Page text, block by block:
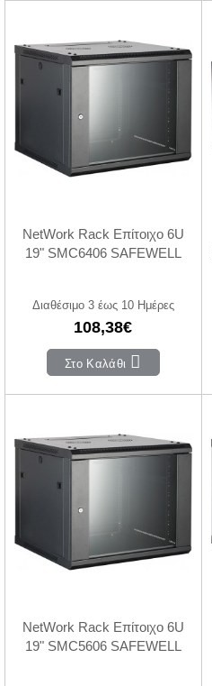
NetWork Rack Επίτοιχο 6U
19" SMC6406 SAFEWELL
Διαθέσιμο 3 έως 10 Ημέρες
108,38€
Στο Καλάθι
NetWork Rack Επίτοιχο 6U
19" SMC5606 SAFEWELL